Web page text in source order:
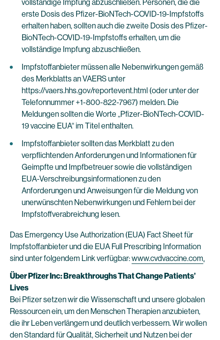
vollständige Impfung abzuschließen. Personen, die die
erste Dosis des Pfizer-BioNTech-COVID-19-Impfstoffs
erhalten haben, sollten auch die zweite Dosis des Pfizer-
BioNTech-COVID-19-Impfstoffs erhalten, um die
vollständige Impfung abzuschließen.
Impfstoffanbieter müssen alle Nebenwirkungen gemäß
des Merkblatts an VAERS unter
https://vaers.hhs.gov/reportevent.html (oder unter der
Telefonnummer +1-800-822-7967) melden. Die
Meldungen sollten die Worte „Pfizer-BioNTech-COVID-
19 vaccine EUA“ im Titel enthalten.
Impfstoffanbieter sollten das Merkblatt zu den
verpflichtenden Anforderungen und Informationen für
Geimpfte und Impfbetreuer sowie die vollständigen
EUA-Verschreibungsinformationen zu den
Anforderungen und Anweisungen für die Meldung von
unerwünschten Nebenwirkungen und Fehlern bei der
Impfstoffverabreichung lesen.
Das Emergency Use Authorization (EUA) Fact Sheet für
Impfstoffanbieter und die EUA Full Prescribing Information
sind unter folgendem Link verfügbar:www.cvdvaccine.com.
Über Pfizer Inc: Breakthroughs That Change Patients’
Lives
Bei Pfizer setzen wir die Wissenschaft und unsere globalen
Ressourcen ein, um den Menschen Therapien anzubieten,
die ihr Leben verlängern und deutlich verbessern. Wir wollen
den Standard für Qualität, Sicherheit und Nutzen bei der